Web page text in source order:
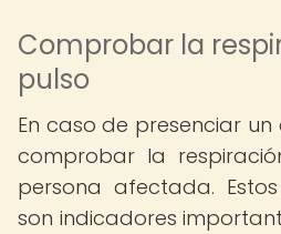
Comprobar la
pulso
En caso de presenciar
comprobar la
persona afectada.
son indicadores